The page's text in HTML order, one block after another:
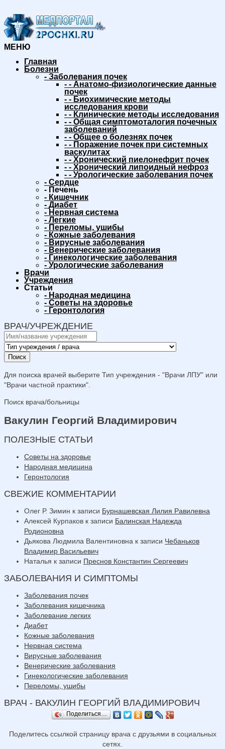
МЕНЮ
Главная
Болезни
- Заболевания почек
- - Анатомо-физиологические данные
почек
- - Биохимические методы
исследования крови
- - Клинические методы исследования
- - Общая симптомоталогия почечных
заболеваний
- - Общее о болезнях почек
- - Поражение почек при системных
васкулитах
- - Хронический пиелонефрит почек
- - Хронический липоидный нефроз
- - Урологические заболевания почек
- Сердце
- Печень
- Кишечник
- Диабет
- Нервная система
- Легкие
- Переломы, ушибы
- Кожные заболевания
- Вирусные заболевания
- Венерические заболевания
- Гинекологические заболевания
- Урологические заболевания
Врачи
Учреждения
Статьи
- Народная медицина
- Советы на здоровье
- Геронтология
ВРАЧ/УЧРЕЖДЕНИЕ
Поиск
Для поиска врачей выберите Тип учреждения - "Врачи ЛПУ" или
"Врачи частной практики".
Поиск врача/больницы
Вакулин Георгий Владимирович
ПОЛЕЗНЫЕ СТАТЬИ
Советы на здоровье
Народная медицина
Геронтология
СВЕЖИЕ КОММЕНТАРИИ
Олег Р. Зимин к записи Бурнашевская Лилия Равилевна
Алексей Курпаков к записи Балинская Надежда
Родионовна
Дьякова Людмила Валентиновна к записи Чебаньков
Владимир Васильевич
Наталья к записи Преснов Константин Сергеевич
ЗАБОЛЕВАНИЯ И СИМПТОМЫ
Заболевания почек
Заболевания кишечника
Заболевание легких
Диабет
Кожные заболевания
Нервная система
Вирусные заболевания
Венерические заболевания
Гинекологические заболевания
Переломы, ушибы
ВРАЧ - ВАКУЛИН ГЕОРГИЙ ВЛАДИМИРОВИЧ
Поделиться…
Поделитесь ссылкой страницу врача с друзьями в социальных
сетях.